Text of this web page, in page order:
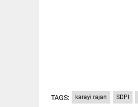
TAGS: karayi rajan SDPI